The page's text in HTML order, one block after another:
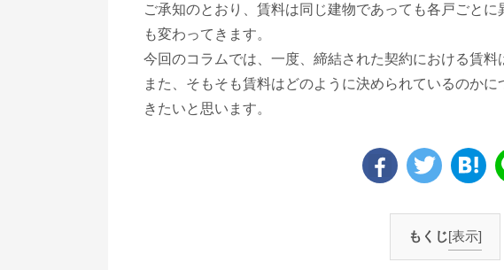
ご承知のとおり、賃料は同じ建物であっても各戸ごと
も変わってきます。
今回のコラムでは、一度、締結された契約における賃料
また、そもそも賃料はどのように決められているのか
きたいと思います。
もくじ[表示]